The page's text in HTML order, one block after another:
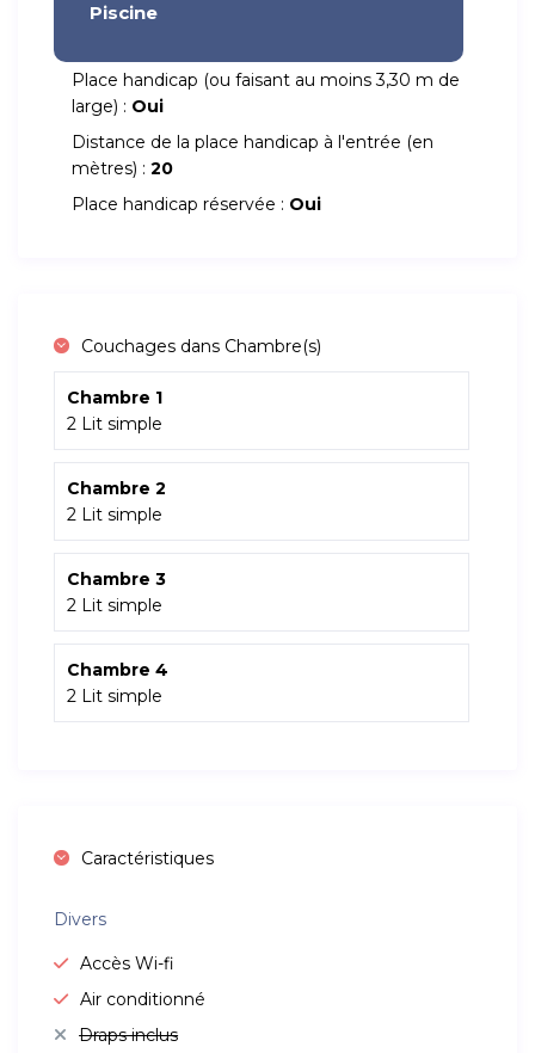
Piscine
Place handicap (ou faisant au moins 3,30 m de
large) : Oui
Distance de la place handicap à l'entrée (en
mètres) : 20
Place handicap réservée : Oui
Couchages dans Chambre(s)
Chambre 1
2 Lit simple
Chambre 2
2 Lit simple
Chambre 3
2 Lit simple
Chambre 4
2 Lit simple
Caractéristiques
Divers
Accès Wi-fi
Air conditionné
Draps inclus